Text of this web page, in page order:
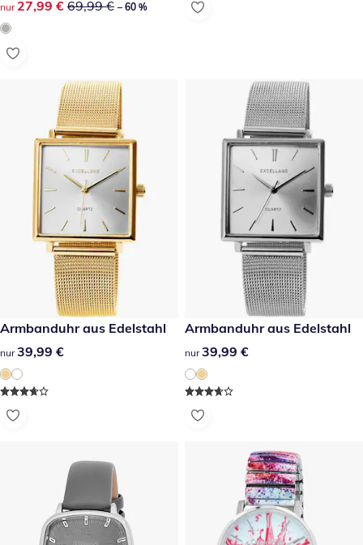
reduzierter Preis 27,99 €, vorheriger Preis: 69,99 €
nur 27,99 € 69,99 € – 60 %
39,99 €
Armbanduhr aus Edelstahl
39,99 €
nur 39,99 €
39,99 €
Armbanduhr aus Edelstahl
39,99 €
nur 39,99 €